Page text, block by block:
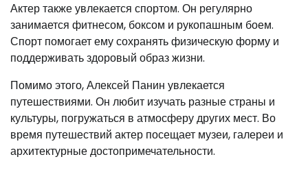
Актер также увлекается спортом. Он регулярно
занимается фитнесом, боксом и рукопашным боем.
Спорт помогает ему сохранять физическую форму и
поддерживать здоровый образ жизни.
Помимо этого, Алексей Панин увлекается
путешествиями. Он любит изучать разные страны и
культуры, погружаться в атмосферу других мест. Во
время путешествий актер посещает музеи, галереи и
архитектурные достопримечательности.